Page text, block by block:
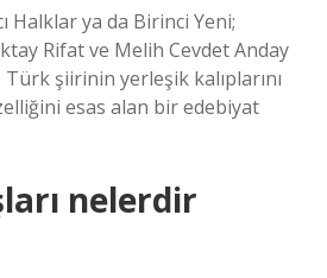
Halklar ya da Birinci Yeni;
Rifat ve Melih Cevdet Anday
şiirinin yerleşik kalıplarını
esas alan bir edebiyat
nelerdir